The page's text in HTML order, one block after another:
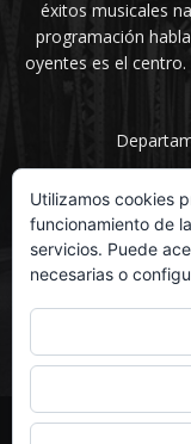
éxitos musicales
programación
oyentes es el
© UNIMEDIOS -
Utilizamos cookies
funcionamiento de
servicios. Puede
necesarias o